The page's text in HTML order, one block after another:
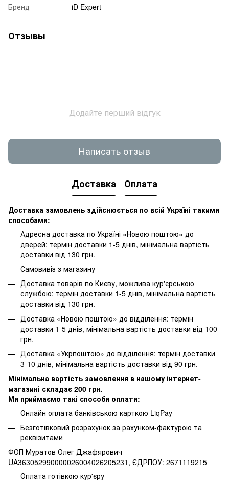
Бренд
iD Expert
Отзывы
Додайте перший відгук
Написать отзыв
Доставка Оплата
Доставка замовлень здійснюється по всій Україні такими
способами:
Адресна доставка по Україні «Новою поштою» до
дверей: термін доставки 1-5 днів, мінімальна вартість
доставки від 130 грн.
Самовивіз з магазину
Доставка товарів по Києву, можлива кур'єрською
службою: термін доставки 1-5 днів, мінімальна вартість
доставки від 130 грн.
Доставка «Новою поштою» до відділення: термін
доставки 1-5 днів, мінімальна вартість доставки від 100
грн.
Доставка «Укрпоштою» до відділення: термін доставки
3-10 днів, мінімальна вартість доставки від 90 грн.
Мінімальна вартість замовлення в нашому інтернет-
магазині складає 200 грн.
Ми приймаємо такі способи оплати:
Онлайн оплата банківською карткою LiqPay
Безготівковий розрахунок за рахунком-фактурою та
реквізитами
ФОП Муратов Олег Джафярович
UA363052990000026004026205231, ЄДРПОУ: 2671119215
Оплата готівкою кур'єру